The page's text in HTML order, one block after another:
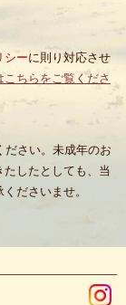
シーに則り対応させ
こちらをご覧くださ
ださい。未成年のお
したとしても、当
ださいませ。